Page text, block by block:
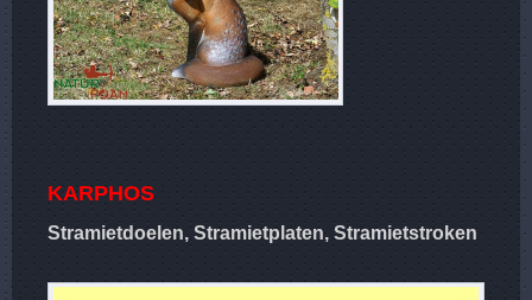
KARPHOS
Stramietdoelen, Stramietplaten, Stramietstroken